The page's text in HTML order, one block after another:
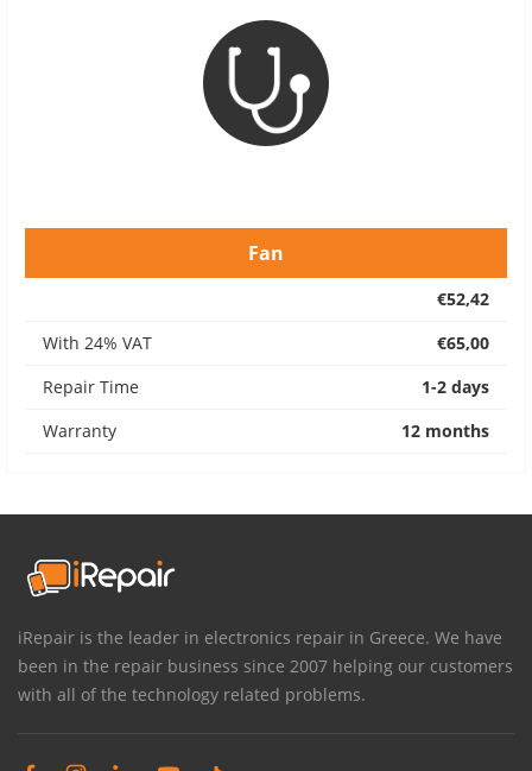
Fan
€52,42
With 24% VAT
€65,00
Repair Time
1-2 days
Warranty
12 months
iRepair is the leader in electronics repair in Greece. We have
been in the repair business since 2007 helping our customers
with all of the technology related problems.